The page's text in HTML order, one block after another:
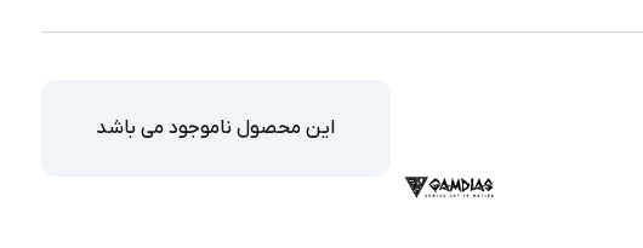
این محصول ناموجود می باشد